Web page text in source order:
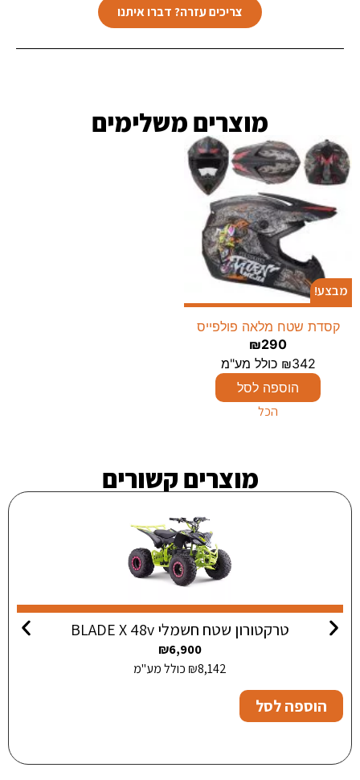
צריכים עזרה? דברו איתנו
מוצרים משלימים​
מבצע!
קסדת שטח מלאה פולפייס
₪290
₪342
כולל מע"מ
הוספה לסל
הכל
מוצרים קשורים
טרקטורון שטח חשמלי BLADE X 48v
₪6,900
₪8,142 כולל מע"מ
הוספה לסל